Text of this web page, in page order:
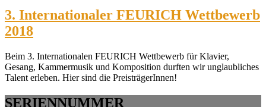
3. Internationaler FEURICH Wettbewerb
2018
Beim 3. Internationalen FEURICH Wettbewerb für Klavier,
Gesang, Kammermusik und Komposition durften wir unglaubliches
Talent erleben. Hier sind die PreisträgerInnen!
SERIENNUMMER